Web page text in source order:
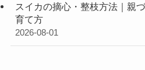
スイカの摘心・整枝方法｜親
育て方
2026-08-01